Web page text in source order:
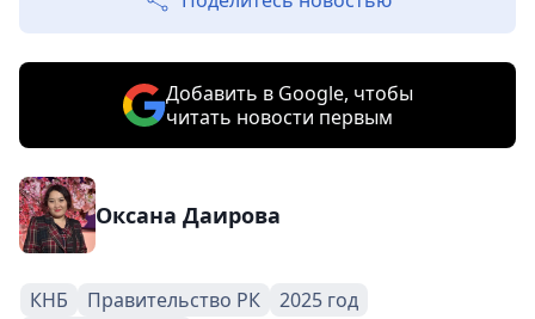
Добавить в Google, чтобы
читать новости первым
Оксана Даирова
КНБ Правительство РК
2025 год